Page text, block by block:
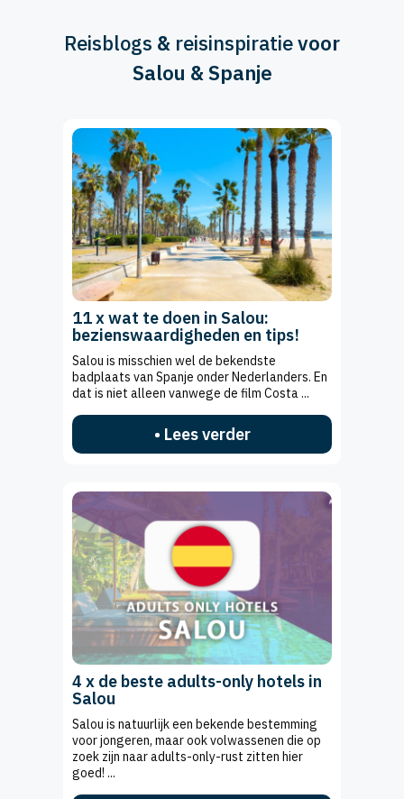
Reisblogs & reisinspiratievoor
Salou & Spanje
11 x wat te doen in Salou:
bezienswaardigheden en tips!
Salou is misschien wel de bekendste
badplaats van Spanje onder Nederlanders. En
dat is niet alleen vanwege de film Costa ...
• Lees verder
4 x de beste adults-only hotels in
Salou
Salou is natuurlijk een bekende bestemming
voor jongeren, maar ook volwassenen die op
zoek zijn naar adults-only-rust zitten hier
goed! ...